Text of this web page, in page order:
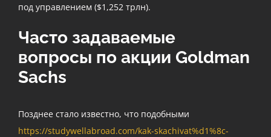
под управлением ($1,252 трлн).
Часто задаваемые
вопросы по акции Goldman
Sachs
Позднее стало известно, что подобными
https://studywellabroad.com/kak-skachivat%d1%8c-